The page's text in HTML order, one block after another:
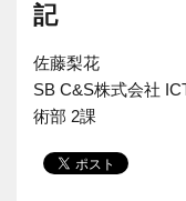
記
佐藤梨花
SB C&S株式会社
術部 2課